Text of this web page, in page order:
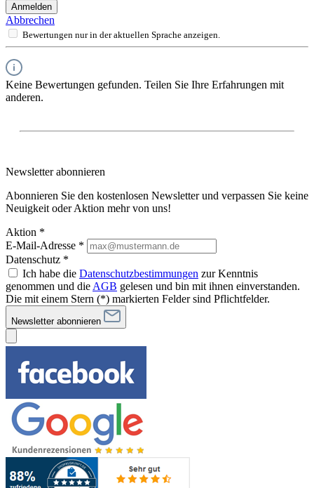
Anmelden
Abbrechen
Bewertungen nur in der aktuellen Sprache anzeigen.
Keine Bewertungen gefunden. Teilen Sie Ihre Erfahrungen mit
anderen.
Newsletter abonnieren
Abonnieren Sie den kostenlosen Newsletter und verpassen Sie keine
Neuigkeit oder Aktion mehr von uns!
Aktion *
E-Mail-Adresse *
Datenschutz *
Ich habe die Datenschutzbestimmungen zur Kenntnis
genommen und die AGB gelesen und bin mit ihnen einverstanden.
Die mit einem Stern (*) markierten Felder sind Pflichtfelder.
Newsletter abonnieren